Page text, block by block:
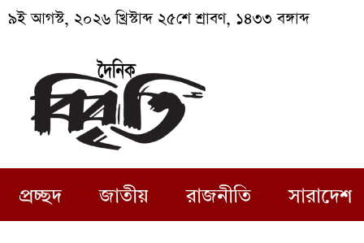
৯ই আগস্ট, ২০২৬ খ্রিস্টাব্দ ২৫শে শ্রাবণ, ১৪৩৩ বঙ্গাব্দ
প্রচ্ছদ জাতীয় রাজনীতি সারাদেশ